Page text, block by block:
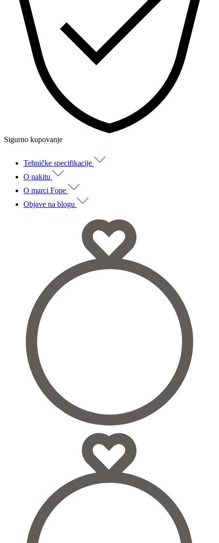
Sigurno kupovanje
Tehničke specifikacije
O nakitu
O marci Fope
Objave na blogu